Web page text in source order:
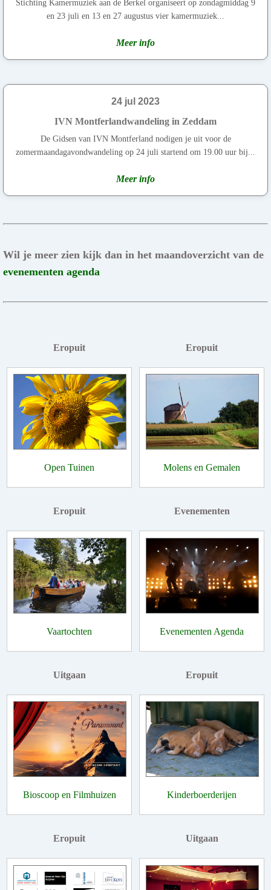
Stichting Kamermuziek aan de Berkel organiseert op zondagmiddag 9
en 23 juli en 13 en 27 augustus vier kamermuziek...
Meer info
24 jul 2023
IVN Montferlandwandeling in Zeddam
De Gidsen van IVN Montferland nodigen je uit voor de
zomermaandagavondwandeling op 24 juli startend om 19.00 uur bij...
Meer info
Wil je meer zien kijk dan in het maandoverzicht van de
evenementen agenda
Eropuit
Open Tuinen
Eropuit
Molens en Gemalen
Eropuit
Vaartochten
Evenementen
Evenementen Agenda
Uitgaan
Bioscoop en Filmhuizen
Eropuit
Kinderboerderijen
Eropuit Uitgaan